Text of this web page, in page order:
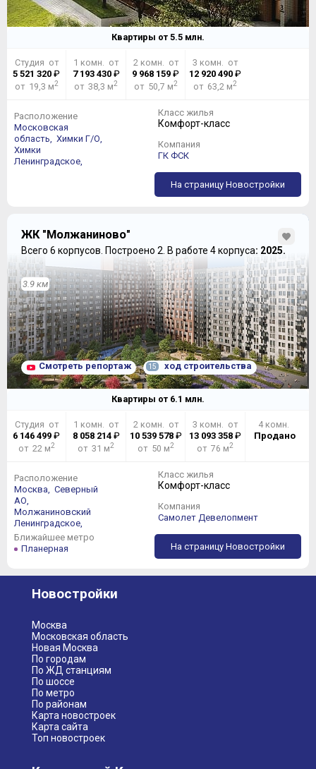
Квартиры от 5.5 млн.
Студия от
5 521 320 ₽
от 19,3 м2
1 комн. от
7 193 430₽
от 38,3 м2
2 комн. от
9 968 159 ₽
от 50,7 м2
3 комн. от
12 920 490 ₽
от 63,2 м2
Расположение
Московская
область,
Химки Г/О,
Химки
Ленинградское,
Класс жилья
Комфорт-класс
Компания
ГК ФСК
На страницу Новостройки
ЖК "Молжаниново"
Всего 6 корпусов. Построено 2. В работе 4 корпуса: 2025.
3.9 км
Смотреть репортаж 15 ход строительства
Квартиры от 6.1 млн.
Студия от
6 146 499 ₽
от 22 м2
1 комн. от
8 058 214₽
от 31 м2
2 комн. от
10 539 578₽
от 50 м2
3 комн. от
13 093 358 ₽
от 76 м2
4 комн.
Продано
Расположение
Москва,
Северный
АО,
Молжаниновский
Ленинградское,
Ближайшее метро
Планерная
Класс жилья
Комфорт-класс
Компания
Самолет Девелопмент
На страницу Новостройки
Новостройки
Москва
Московская область
Новая Москва
По городам
По ЖД станциям
По шоссе
По метро
По районам
Карта новостроек
Карта сайта
Топ новостроек